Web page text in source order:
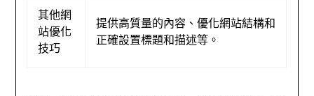
其他網
站優化
技巧
提供高質量的內容、優化網站結構和
正確設置標題和描述等。